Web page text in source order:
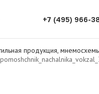
+7 (495) 966-
продукция,